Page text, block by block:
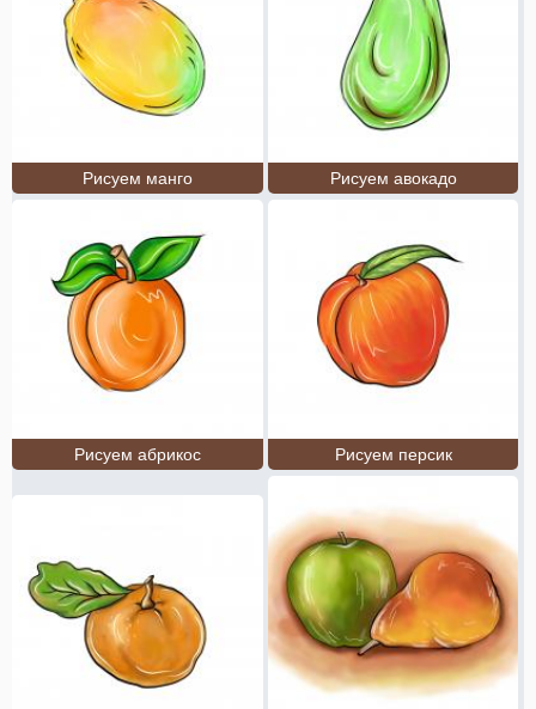
Рисуем манго Рисуем авокадо
Рисуем абрикос Рисуем персик